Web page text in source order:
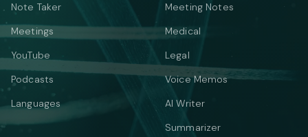
Note Taker
Meetings
YouTube
Podcasts
Languages
Meeting Notes
Medical
Legal
Voice Memos
AI Writer
Summarizer